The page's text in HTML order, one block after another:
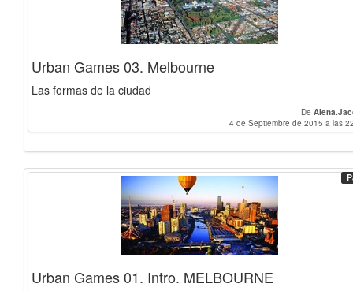
Urban Games 03. Melbourne
Las formas de la ciudad
De
4 de Septiembre de 2015 a las
Urban Games 01. Intro. MELBOURNE